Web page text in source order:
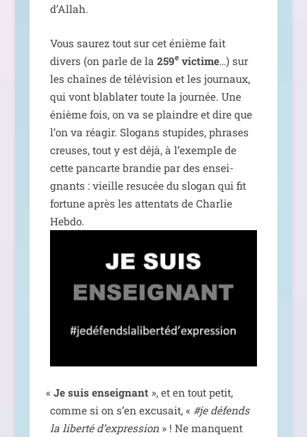
d’Allah.
Vous sau­rez tout sur cet énième fait
divers (on parle de la 259evic­time…) sur
les chaînes de télé­vi­sion et les jour­naux,
qui vont bla­bla­ter toute la jour­née. Une
énième fois, on va se plaindre et dire que
l’on va réagir. Slogans stu­pides, phrases
creuses, tout y est déjà, à l’exemple de
cette pan­carte bran­die par des ensei­
gnants : vieille resu­cée du slo­gan qui fit
for­tune après les atten­tats de Charlie
Hebdo.
« Je suis ensei­gnant », et en tout petit,
comme si on s’en excu­sait, « #je défends
la liber­té d’ex­pres­sion» ! Ne manquent